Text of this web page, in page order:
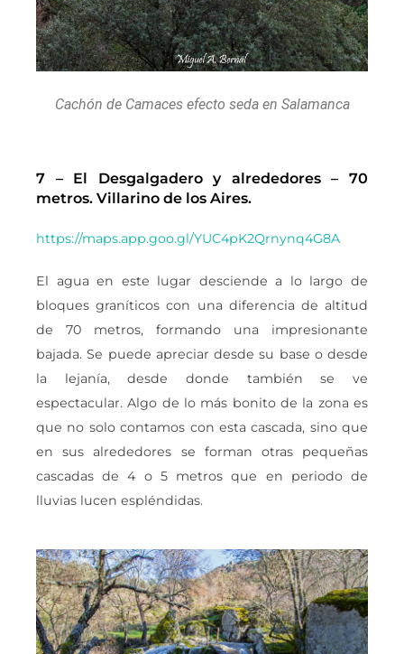
Cachón de Camaces efecto seda en Salamanca
7 – El Desgalgadero y alrededores – 70
metros. Villarino de los Aires.
https://maps.app.goo.gl/YUC4pK2Qrnynq4G8A
El agua en este lugar desciende a lo largo de
bloques graníticos con una diferencia de altitud
de 70 metros, formando una impresionante
bajada. Se puede apreciar desde su base o desde
la lejanía, desde donde también se ve
espectacular. Algo de lo más bonito de la zona es
que no solo contamos con esta cascada, sino que
en sus alrededores se forman otras pequeñas
cascadas de 4 o 5 metros que en periodo de
lluvias lucen espléndidas.